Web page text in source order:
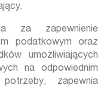
za zapewnienie
podatkowym oraz
umożliwiających
na odpowiednim
zapewnia